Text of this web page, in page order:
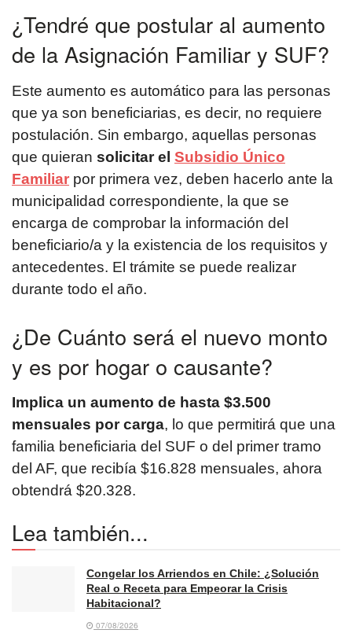
¿Tendré que postular al aumento
de la Asignación Familiar y SUF?
Este aumento es automático para las personas
que ya son beneficiarias, es decir, no requiere
postulación. Sin embargo, aquellas personas
que quieran solicitar el Subsidio Único
Familiar por primera vez, deben hacerlo ante la
municipalidad correspondiente, la que se
encarga de comprobar la información del
beneficiario/a y la existencia de los requisitos y
antecedentes. El trámite se puede realizar
durante todo el año.
¿De Cuánto será el nuevo monto
y es por hogar o causante?
Implica un aumento de hasta $3.500
mensuales por carga, lo que permitirá que una
familia beneficiaria del SUF o del primer tramo
del AF, que recibía $16.828 mensuales, ahora
obtendrá $20.328.
Lea también...
Congelar los Arriendos en Chile: ¿Solución
Real o Receta para Empeorar la Crisis
Habitacional?
07/08/2026